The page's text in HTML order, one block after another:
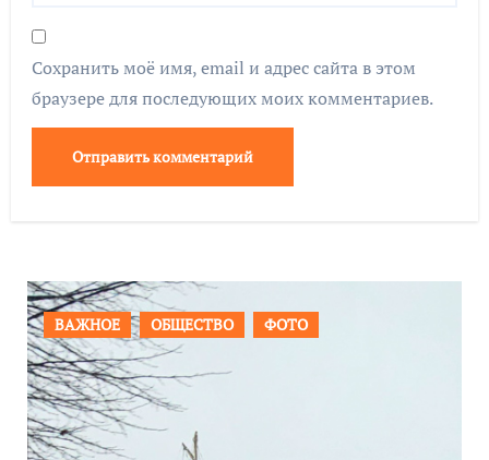
Сохранить моё имя, email и адрес сайта в этом
браузере для последующих моих комментариев.
ПРОИСШЕСТВИЯ ФОТО